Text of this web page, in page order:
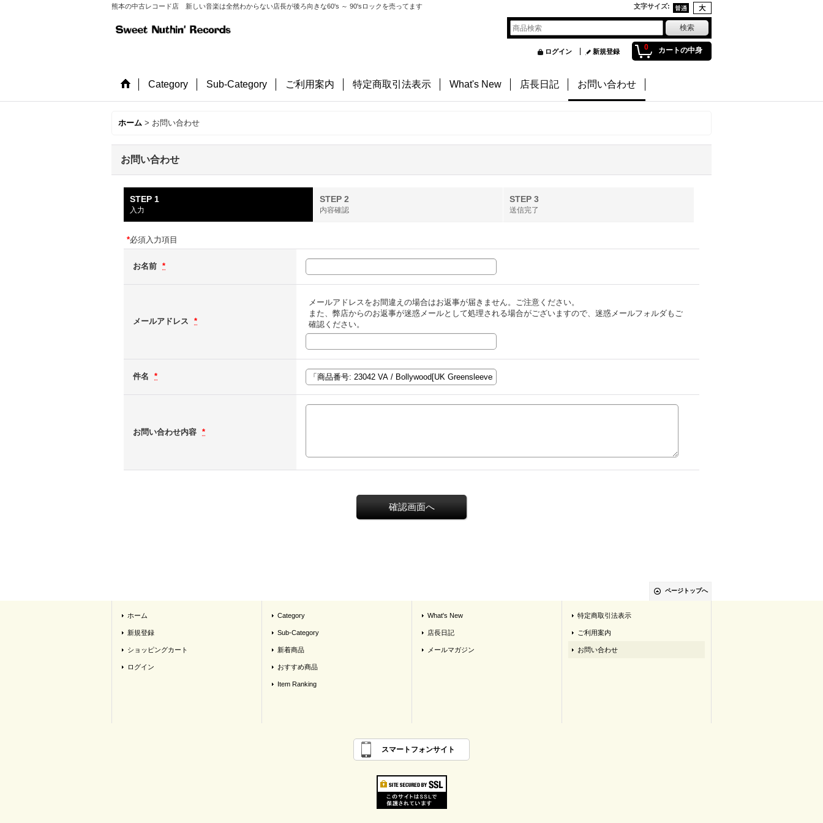
熊本の中古レコード店 新しい音楽は全然わからない店長が後ろ向きな60's ～ 90'sロックを売ってます 文字サイズ:
0 カートの中身
ログイン 新規登録
Category Sub-Category ご利用案内 特定商取引法表示 What's New 店長日記 お問い合わせ
ホーム > お問い合わせ
お問い合わせ
STEP 1
入力
STEP 2
内容確認
STEP 3
送信完了
*必須入力項目
お名前 *
メールアドレス *
メールアドレスをお間違えの場合はお返事が届きません。ご注意ください。
また、弊店からのお返事が迷惑メールとして処理される場合がございますので、迷惑メールフォルダもご
確認ください。
件名 *
お問い合わせ内容 *
ページトップへ
ホーム
新規登録
ショッピングカート
ログイン
Category
Sub-Category
新着商品
おすすめ商品
Item Ranking
What's New
店長日記
メールマガジン
特定商取引法表示
ご利用案内
お問い合わせ
スマートフォンサイト